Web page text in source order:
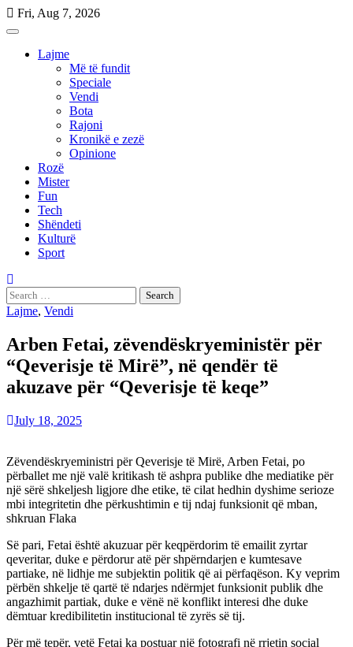
Skip
to
Fri, Aug 7, 2026
Lajme
Më të fundit
Speciale
Vendi
Bota
Rajoni
Kronikë e zezë
Opinione
Rozë
Mister
Fun
Tech
Shëndeti
Kulturë
Sport
Search
for:
Lajme, Vendi
Arben Fetai, zëvendëskryeministër për
“Qeverisje të Mirë”, në qendër të
akuzave për “Qeverisje të keqe”
July 18, 2025
Zëvendëskryeministri për Qeverisje të Mirë, Arben Fetai, po
përballet me një valë kritikash të ashpra publike dhe mediatike për
një sërë shkeljesh ligjore dhe etike, të cilat hedhin dyshime serioze
mbi integritetin dhe përkushtimin e tij ndaj funksionit që mban,
shkruan Flaka
Së pari, Fetai është akuzuar për keqpërdorim të emailit zyrtar
qeveritar, duke e përdorur atë për shpërndarjen e kumtesave
partiake, në lidhje me subjektin politik që ai përfaqëson. Ky veprim
përbën shkelje të qartë të ndarjes ndërmjet funksionit publik dhe
angazhimit partiak, duke e vënë në konflikt interesi dhe duke
dëmtuar kredibilitetin institucional të zyrës së tij.
Për më tepër, vetë Fetai ka postuar një fotografi në rrjetin social